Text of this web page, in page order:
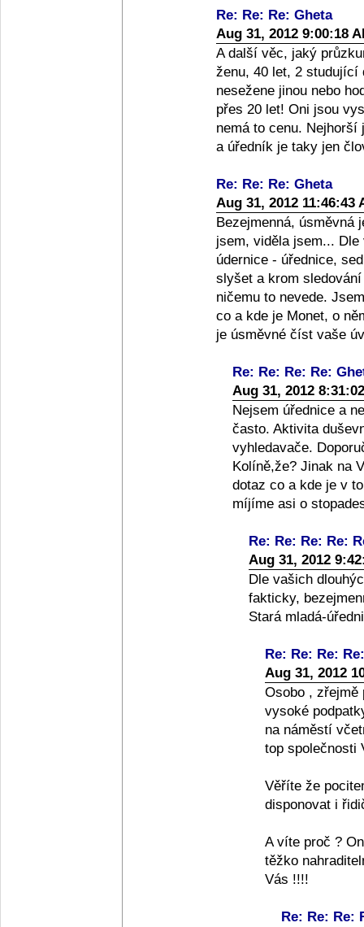
Re: Re: Re: Gheta
Aug 31, 2012 9:00:18
A další věc, jaký
ženu, 40 let, 2 studující
nesežene jinou nebo
přes 20 let! Oni jsou
nemá to cenu.
a úředník je taky jen
Re: Re: Re: Gheta
Aug 31, 2012 11:46:43
Bezejmenná, úsměvná
jsem, viděla jsem...
údernice - úřednice,
slyšet a krom
ničemu to nevede.
co a kde je Monet, o
je úsměvné číst vaše
Re: Re: Re: Re:
Aug 31, 2012
Nejsem úřednice a
často. Aktivita
vyhledavače.
Kolíně,že? Jinak na
dotaz co a kde je v
míjíme asi o
Re: Re: Re: Re:
Aug 31, 2012
Dle vašich
fakticky,
Stará mladá-
Re: Re: Re:
Aug 31, 2012
Osobo ,
vysoké
na náměstí
top společnosti
Věříte že
disponovat i
A víte proč ?
těžko
Vás !!!!
Re: Re: Re: